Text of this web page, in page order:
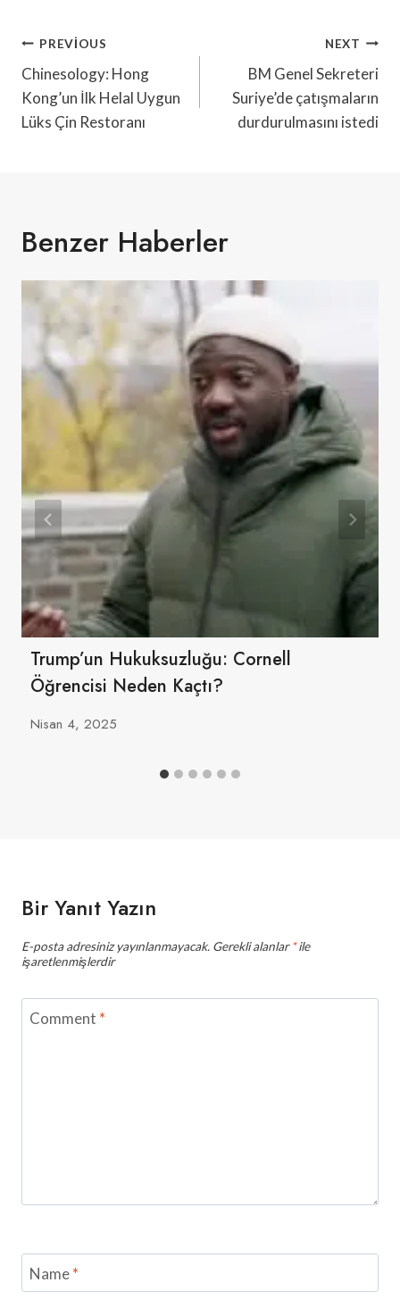
Yazı
Gezinmesi
PREVIOUS
Chinesology: Hong
Kong’un İlk Helal Uygun
Lüks Çin Restoranı
NEXT
BM Genel Sekreteri
Suriye’de çatışmaların
durdurulmasını istedi
Benzer Haberler
Trump’un Hukuksuzluğu: Cornell
Öğrencisi Neden Kaçtı?
Nisan 4, 2025
Bir Yanıt Yazın
E-posta adresiniz yayınlanmayacak. Gerekli alanlar*ile
işaretlenmişlerdir
Comment *
Name*